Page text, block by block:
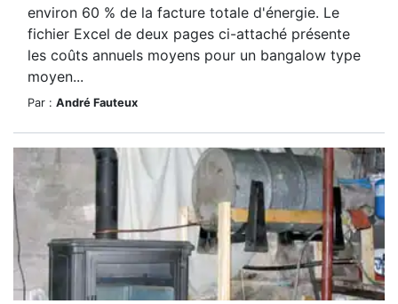
environ 60 % de la facture totale d'énergie. Le
fichier Excel de deux pages ci-attaché présente
les coûts annuels moyens pour un bangalow type
moyen...
Par : André Fauteux